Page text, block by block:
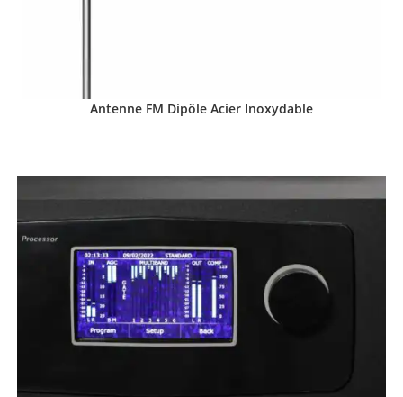
Antenne FM Dipôle Acier Inoxydable